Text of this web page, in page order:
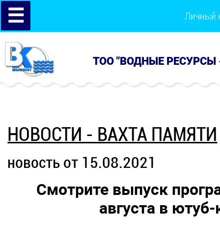
☰ Личный
ТОО "ВОДНЫЕ РЕСУРСЫ
НОВОСТИ - ВАХТА ПАМЯТИ
новость от 15.08.2021
Смотрите выпуск
августа в